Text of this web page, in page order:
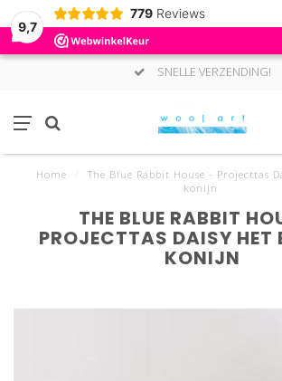
9,7
779 Reviews
SNELLE VERZENDING!
Home
The Blue Rabbit House - Projecttas
konijn
THE BLUE RABBIT
PROJECTTAS DAISY HET
KONIJN